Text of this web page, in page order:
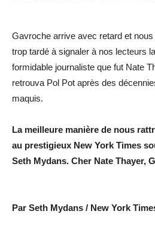
Gavroche arrive avec retard et
trop tardé à signaler à nos lecteurs
formidable journaliste que fut Nate
retrouva Pol Pot après des
maquis.
La meilleure manière de nous
au prestigieux New York Times
Seth Mydans. Cher Nate Thayer,
Par Seth Mydans / New York